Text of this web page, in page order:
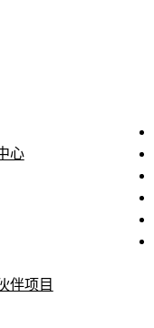
心
伴项目